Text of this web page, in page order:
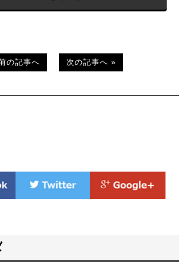
の記事へ 次の記事へ »